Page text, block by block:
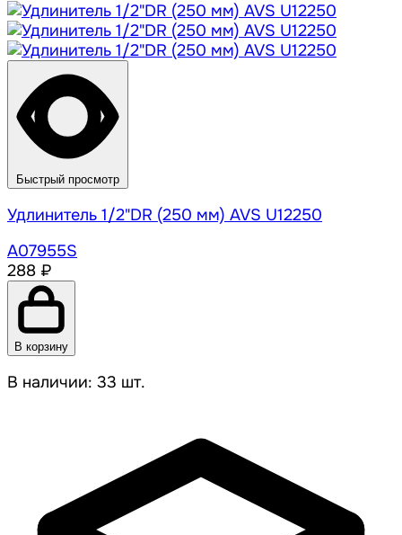
Быстрый просмотр
Удлинитель 1/2"DR (250 мм) AVS U12250
A07955S
288 ₽
В корзину
В наличии: 33 шт.